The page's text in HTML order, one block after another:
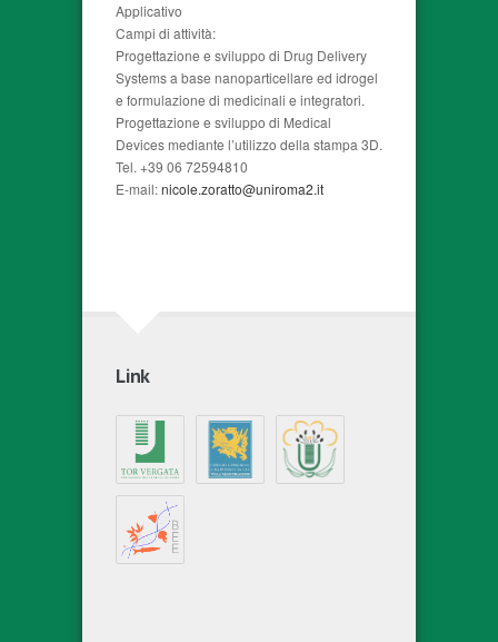
Applicativo
Campi di attività:
Progettazione e sviluppo di Drug Delivery
Systems a base nanoparticellare ed idrogel
e formulazione di medicinali e integratori.
Progettazione e sviluppo di Medical
Devices mediante l’utilizzo della stampa 3D.
Tel. +39 06 72594810
E-mail:nicole.zoratto@uniroma2.it
Link